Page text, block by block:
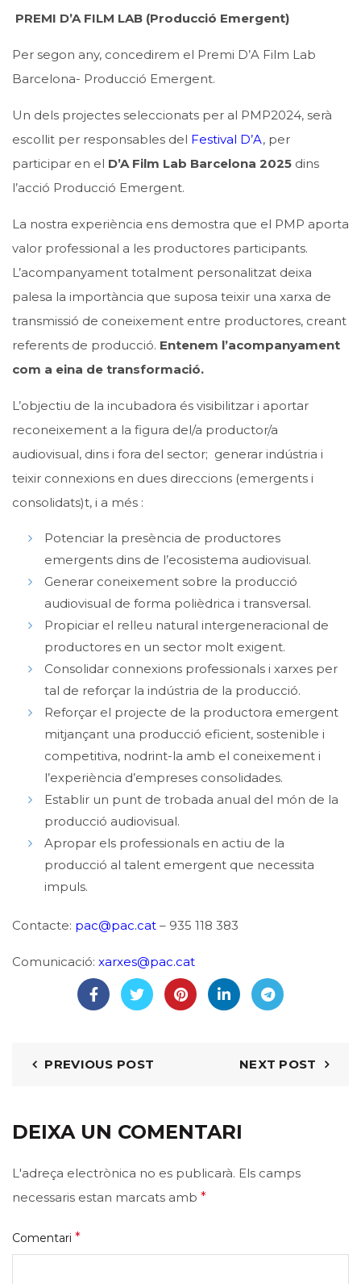
PREMI D’A FILM LAB (Producció Emergent)
Per segon any, concedirem el Premi D’A Film Lab
Barcelona- Producció Emergent.
Un dels projectes seleccionats per al PMP2024, serà
escollit per responsables del Festival D’A, per
participar en el D’A Film Lab Barcelona 2025 dins
l’acció Producció Emergent.
La nostra experiència ens demostra que el PMP aporta
valor professional a les productores participants.
L’acompanyament totalment personalitzat deixa
palesa la importància que suposa teixir una xarxa de
transmissió de coneixement entre productores, creant
referents de producció. Entenem l’acompanyament
com a eina de transformació.
L’objectiu de la incubadora és visibilitzar i aportar
reconeixement a la figura del/a productor/a
audiovisual, dins i fora del sector; generar indústria i
teixir connexions en dues direccions (emergents i
consolidats)t, i a més :
Potenciar la presència de productores
emergents dins de l’ecosistema audiovisual.
Generar coneixement sobre la producció
audiovisual de forma polièdrica i transversal.
Propiciar el relleu natural intergeneracional de
productores en un sector molt exigent.
Consolidar connexions professionals i xarxes per
tal de reforçar la indústria de la producció.
Reforçar el projecte de la productora emergent
mitjançant una producció eficient, sostenible i
competitiva, nodrint-la amb el coneixement i
l’experiència d’empreses consolidades.
Establir un punt de trobada anual del món de la
producció audiovisual.
Apropar els professionals en actiu de la
producció al talent emergent que necessita
impuls.
Contacte: pac@pac.cat – 935 118 383
Comunicació: xarxes@pac.cat
PREVIOUS POST NEXT POST
DEIXA UN COMENTARI
L'adreça electrònica no es publicarà. Els camps
necessaris estan marcats amb *
Comentari *